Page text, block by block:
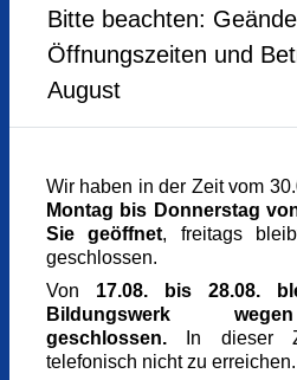
Einstieg zu jedem Termin
Hier gehts zur Homepage des
Anmeldung
nicht mehr
möglich
Veranstaltungsort
Glyptothek
Königsplatz 3
80333 München
Kursgebühr
74 €
Referent_in
Gerhard Marquard
Bitte beachten:
Öffnungszeiten und
August
Wir haben in der Zeit vom
Montag bis Donnerstag
Sie geöffnet, freitags
geschlossen.
Von 17.08. bis 28.08.
Bildungswerk
geschlossen. In dieser
telefonisch nicht zu erreichen.